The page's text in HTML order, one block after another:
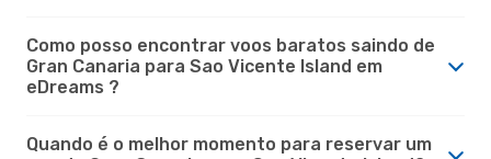
Como posso encontrar voos baratos saindo de
Gran Canaria para Sao Vicente Island em
eDreams ?
Quando é o melhor momento para reservar um